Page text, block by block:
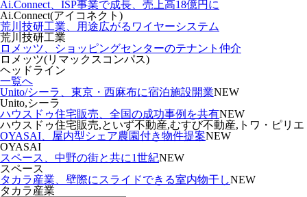
Ai.Connect、ISP事業で成長、売上高18億円に
Ai.Connect(アイコネクト)
荒川技研工業、用途広がるワイヤーシステム
荒川技研工業
ロメッツ、ショッピングセンターのテナント仲介
ロメッツ(リマックスコンパス)
ヘッドライン
一覧へ
Unito/シーラ、東京・西麻布に宿泊施設開業NEW
Unito,シーラ
ハウスドゥ住宅販売、全国の成功事例を共有NEW
ハウスドゥ住宅販売,といず不動産,むすび不動産,トワ・ピリエ
OYASAI、屋内型シェア農園付き物件提案NEW
OYASAI
スペース、中野の街と共に1世紀NEW
スペース
タカラ産業、壁際にスライドできる室内物干しNEW
タカラ産業